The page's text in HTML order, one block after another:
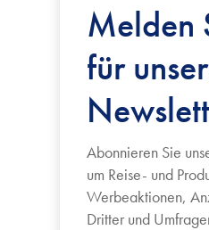
Melden
für
Abonnieren Sie
um Reise- und
Werbeaktionen,
Dritter und